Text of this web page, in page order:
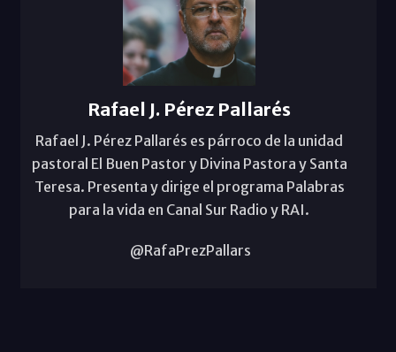
Rafael J. Pérez Pallarés
Rafael J. Pérez Pallarés es párroco de la unidad
pastoral El Buen Pastor y Divina Pastora y Santa
Teresa. Presenta y dirige el programa Palabras
para la vida en Canal Sur Radio y RAI.
@RafaPrezPallars